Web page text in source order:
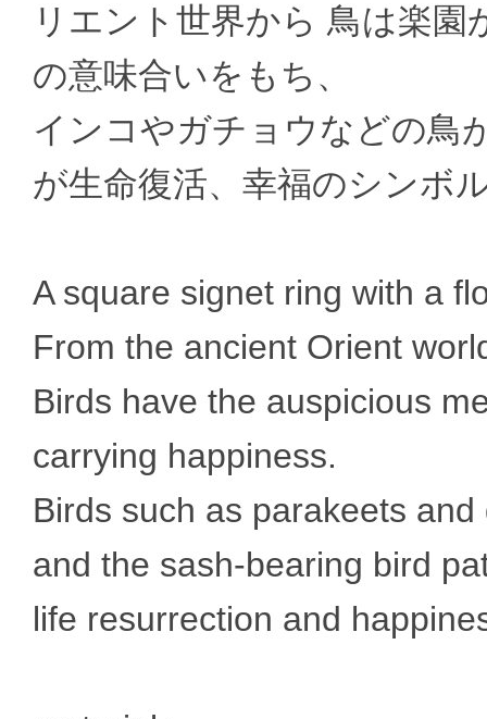
リエント世界から 鳥は楽
の意味合いをもち、
インコやガチョウなどの鳥
が生命復活、幸福のシンボ
A square signet ring with a
From the ancient Orient
Birds have the auspicious
carrying happiness.
Birds such as parakeets
and the sash-bearing bird
life resurrection and